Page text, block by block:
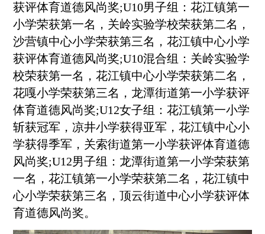
获评体育道德风尚奖;U10男子组：花江镇第一
小学荣获第一名，关岭实验学校荣获第二名，
沙营镇中心小学荣获第三名，花江镇中心小学
获评体育道德风尚奖;U10混合组：关岭实验学
校荣获第一名，花江镇中心小学荣获第二名，
花嘎小学荣获第三名，龙潭街道第一小学获评
体育道德风尚奖;U12女子组：花江镇第一小学
斩获冠军，凉井小学获得亚军，花江镇中心小
学获得季军，关索街道第一小学获评体育道德
风尚奖;U12男子组：龙潭街道第一小学荣获第
一名，花江镇第一小学荣获第二名，花江镇中
心小学荣获第三名，顶云街道中心小学获评体
育道德风尚奖。